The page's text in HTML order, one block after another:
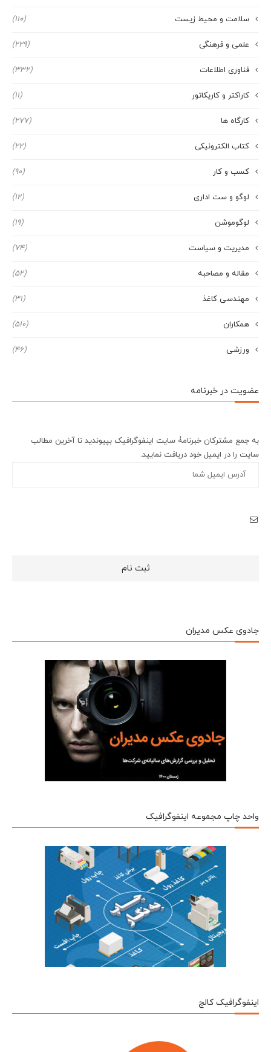
سلامت و محیط زیست (110)
علمی و فرهنگی (229)
فناوری اطلاعات (332)
کاراکتر و کاریکاتور (11)
کارگاه ها (277)
کتاب الکترونیکی (22)
کسب و کار (90)
لوگو و ست اداری (12)
لوگوموشن (19)
مدیریت و سیاست (74)
مقاله و مصاحبه (52)
مهندسی کاغذ (31)
همکاران (510)
ورزشی (46)
عضویت در خبرنامه
به جمع مشترکان خبرنامۀ سایت اینفوگرافیک بپیوندید تا آخرین مطالب
سایت را در ایمیل خود دریافت نمایید.
جادوی عکس مدیران
واحد چاپ مجموعه اینفوگرافیک
اینفوگرافیک کالج